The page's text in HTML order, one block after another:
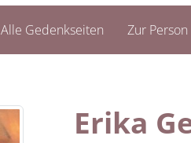
Alle Gedenkseiten Zur Person
Erika